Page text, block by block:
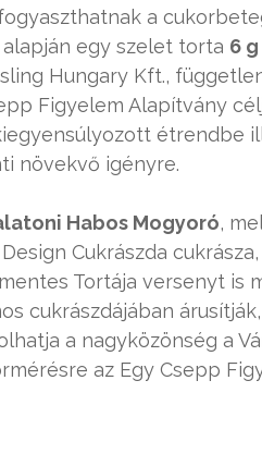
a
egy szelet torta 6
Hungary Kft.,
Figyelem Alapítvány
étrendbe
növekvő igényre.
Habos Mogyoró,
Cukrászda
Tortája versenyt is
cukrászdájában
a nagyközönség a
az Egy Csepp